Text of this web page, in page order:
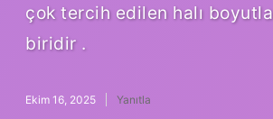
çok tercih edilen halı
biridir .
Ekim 16, 2025 Yanıtla